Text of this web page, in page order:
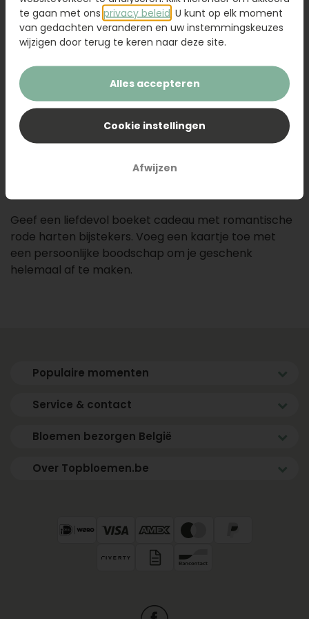
60,95
Glazen vaas
Voeg een kaart toe met jouw persoonlijke tekst
1,50
Voeg toe aan uw winkelwagen
Geef een liefdevol boeket cadeau met romantische
rode harten bijstekers. Voeg een kaartje toe met
een persoonlijke boodschap om je geschenk
helemaal af te maken.
Populaire momenten
Service & contact
Bloemen bezorgen België
Over Topbloemen.be
te gaan met ons privacy beleid . U kunt op elk moment
van gedachten veranderen en uw instemmingskeuzes
wijzigen door terug te keren naar deze site.
Alles accepteren
Cookie instellingen
Afwijzen